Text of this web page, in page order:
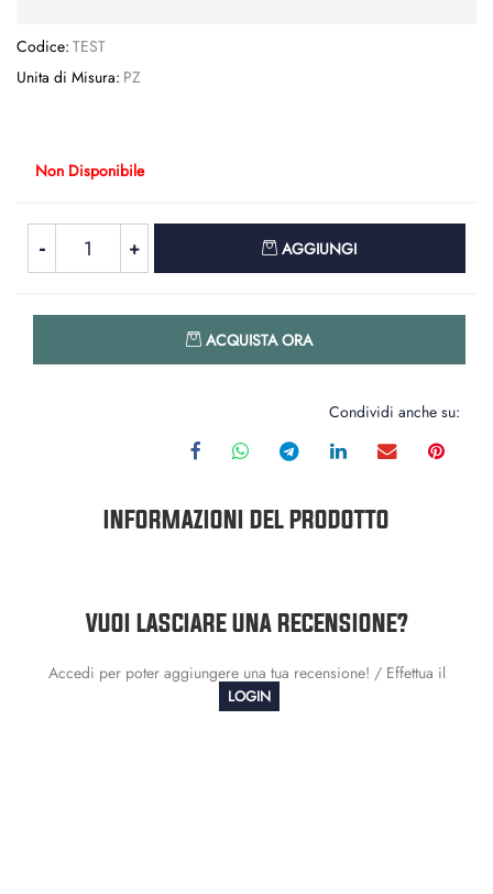
Codice: TEST
Unita di Misura: PZ
Non Disponibile
AGGIUNGI
ACQUISTA ORA
Condividi anche su:
INFORMAZIONI DEL PRODOTTO
VUOI LASCIARE UNA RECENSIONE?
Accedi per poter aggiungere una tua recensione! / Effettua il
LOGIN